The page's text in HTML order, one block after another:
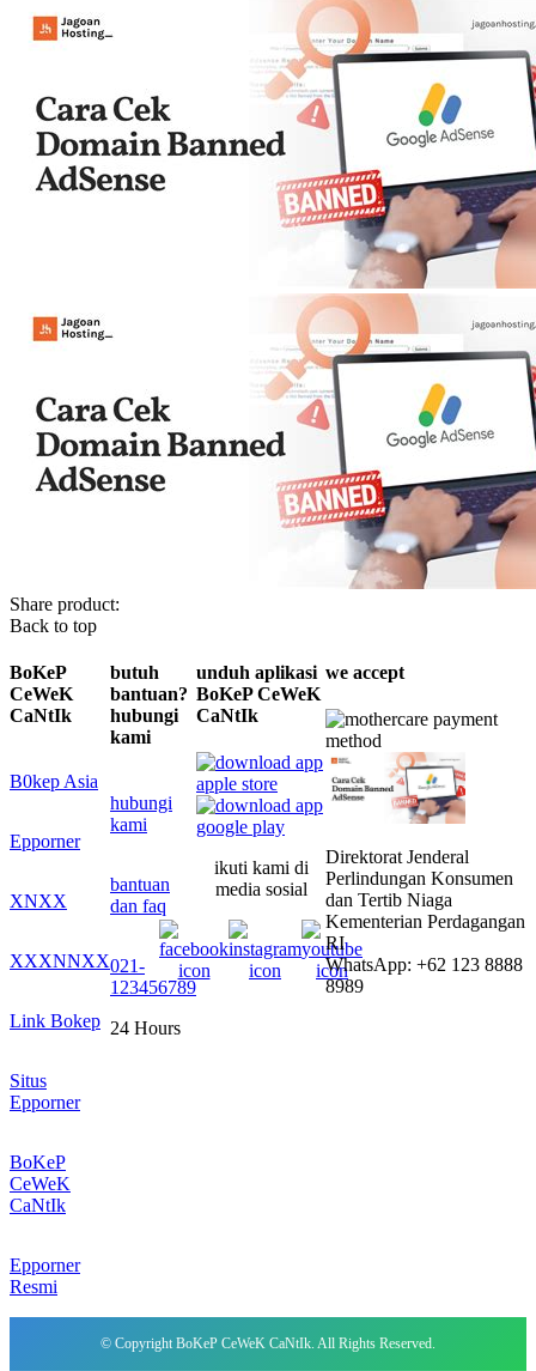
Share product:
Back to top
BoKeP
CeWeK
CaNtIk
B0kep Asia
Epporner
XNXX
XXXNNXX
Link Bokep
Situs
Epporner
BoKeP
CeWeK
CaNtIk
Epporner
Resmi
butuh
bantuan?
hubungi
kami
hubungi
kami
bantuan
dan faq
021-
123456789
24 Hours
unduh aplikasi
BoKeP CeWeK
CaNtIk
ikuti kami di
media sosial
we accept
Direktorat Jenderal
Perlindungan Konsumen
dan Tertib Niaga
Kementerian Perdagangan
RI
WhatsApp: +62 123 8888
8989
© Copyright BoKeP CeWeK CaNtIk. All Rights Reserved.